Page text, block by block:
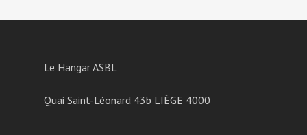
Le Hangar ASBL
Quai Saint-Léonard 43b LIÈGE 4000